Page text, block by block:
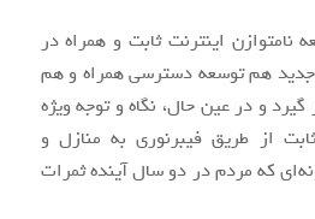
نامتوازن اینترنت ثابت و همراه در
هم توسعه دسترسی همراه و هم
و در عین حال، نگاه و توجه ویژه
از طریق فیبرنوری به منازل و
که مردم در دو سال آینده ثمرات